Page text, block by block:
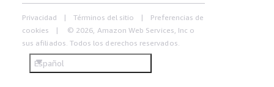
Privacidad Términos del sitio
Preferencias de
cookies
© 2026, Amazon Web Services, Inc o
sus afiliados. Todos los derechos reservados.
Español